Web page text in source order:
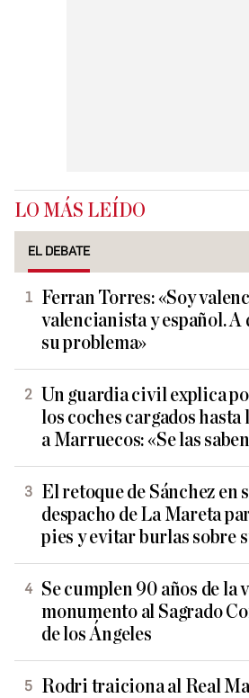
LO MÁS LEÍDO
EL DEBATE
Ferran Torres: «Soy
valencianista y español. A
su problema»
Un guardia civil explica
los coches cargados hasta
a Marruecos: «Se las
El retoque de Sánchez en
despacho de La Mareta
pies y evitar burlas sobre
Se cumplen 90 años de la
monumento al Sagrado
de los Ángeles
Rodri traiciona al Real